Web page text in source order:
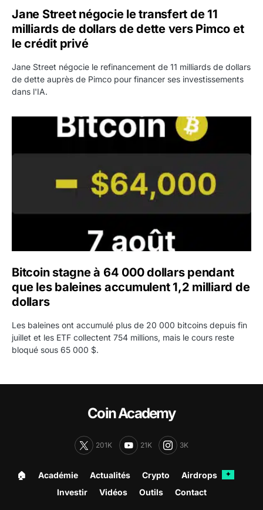
Jane Street négocie le transfert de 11
milliards de dollars de dette vers Pimco et
le crédit privé
Jane Street négocie le refinancement de 11 milliards de dollars
de dette auprès de Pimco pour financer ses investissements
dans l'IA.
Bitcoin stagne à 64 000 dollars pendant que les
Bitcoin stagne à 64 000 dollars pendant
que les baleines accumulent 1,2 milliard de
dollars
Les baleines ont accumulé plus de 20 000 bitcoins depuis fin
juillet et les ETF collectent 754 millions, mais le cours reste
bloqué sous 65 000 $.
Coin Academy
201K 21K 3K
🏠︎ Académie Actualités Crypto Airdrops ✦
Investir Vidéos Outils Contact